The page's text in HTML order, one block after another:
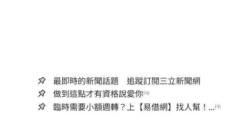
最即時的新聞話題 追蹤訂閱三立新聞網
做到這點才有資格說愛你PR
臨時需要小額週轉？上【易借網】找人幫！...PR